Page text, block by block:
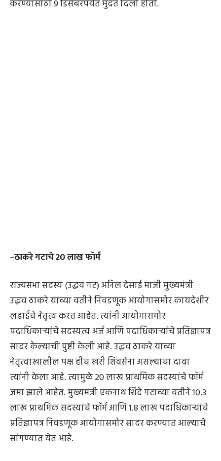
करण्यासाठी 9 डिसेंबरपर्यंत मुदत दिली होती.
–ठाकरे गटाचे 20 लाख फॉर्म
राज्यसभा सदस्य (उद्धव गट) अनिल देसाई माजी मुख्यमंत्री
उद्धव ठाकरे यांच्या वतीने निवडणूक आयोगासमोर कायदेशीर
लढाईचे नेतृत्व करत आहेत. त्यांनी आयोगासमोर
पदाधिकाऱ्यांचे सदस्यत्व अर्ज आणि पदाधिकाऱ्यांचे प्रतिज्ञापत्र
सादर केल्याची पुष्टी केली आहे. उद्धव ठाकरे यांच्या
नेतृत्वाखालील पक्ष हीच खरी शिवसेना असल्याचा दावा
त्यांनी केला आहे. त्यामुळे 20 लाख प्राथमिक सदस्यांचे फॉर्म
जमा झाले आहेत. मुख्यमंत्री एकनाथ शिंदे गटाच्या वतीने 10.3
लाख प्राथमिक सदस्यांचे फॉर्म आणि 1.8 लाख पदाधिकाऱ्यांचे
प्रतिज्ञापत्र निवडणूक आयोगासमोर सादर करण्यात आल्याचे
सांगण्यात येत आहे.